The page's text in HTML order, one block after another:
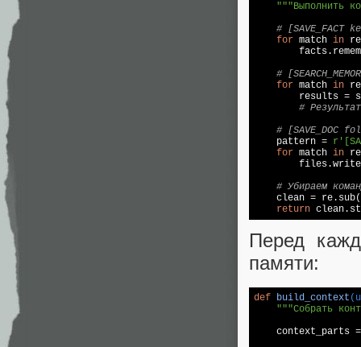
"""Выполнить
#
for match in
#
for match in
results =
#
#
    pattern =
for match in
# Убираем
    clean = re.sub(
return
Перед
памяти:
def build_context
"""Собрать
context_parts